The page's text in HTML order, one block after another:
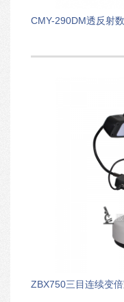
CMY-290DM透反射
ZBX750三目连续变